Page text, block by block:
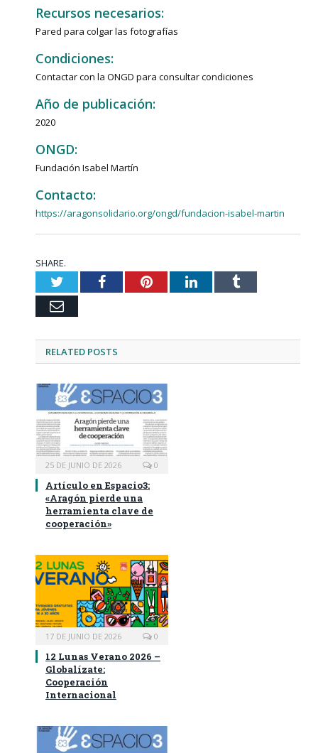
Recursos necesarios:
Pared para colgar las fotografías
Condiciones:
Contactar con la ONGD para consultar condiciones
Año de publicación:
2020
ONGD:
Fundación Isabel Martín
Contacto:
https://aragonsolidario.org/ongd/fundacion-isabel-martin
SHARE.
TwitterFacebookPinterestLinkedInTumblr
Email
RELATED POSTS
25 DE JUNIO DE 2026 0
Artículo en Espacio3:
«Aragón pierde una
herramienta clave de
cooperación»
17 DE JUNIO DE 2026 0
12 Lunas Verano 2026 –
Globalízate:
Cooperación
Internacional